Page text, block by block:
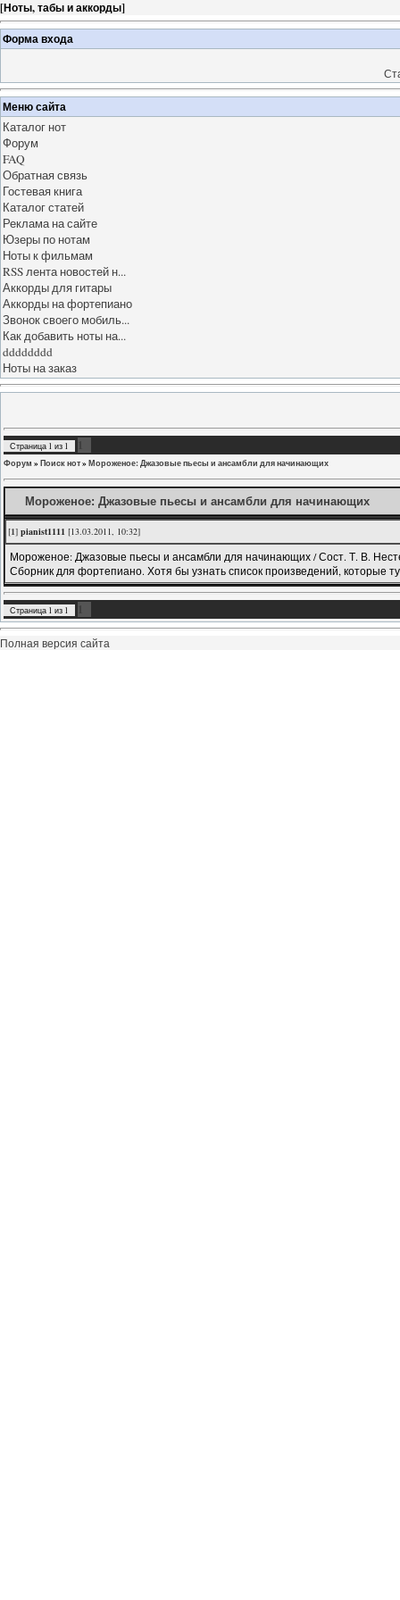
[Ноты, табы и аккорды]
Форма входа
Меню сайта
Каталог нот
Форум
FAQ
Обратная связь
Гостевая книга
Каталог статей
Реклама на сайте
Юзеры по нотам
Ноты к фильмам
RSS лента новостей н...
Аккорды для гитары
Аккорды на фортепиано
Звонок своего мобиль...
Как добавить ноты на...
dddddddd
Ноты на заказ
Страница 1 из 1 1
Форум »Поиск нот»Мороженое: Джазовые пьесы и ансамбли для начинающих
Мороженое: Джазовые пьесы и ансамбли для начинающих
[1] pianist1111 [13.03.2011, 10:32]
Мороженое: Джазовые пьесы и ансамбли для начинающих / Сост. Т. В.
Сборник для фортепиано. Хотя бы узнать список произведений, которые
Страница 1 из 1 1
Полная версия сайта